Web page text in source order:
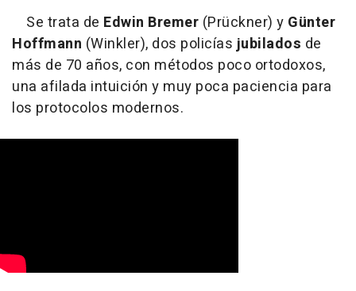
Se trata de Edwin Bremer (Prückner) y Günter
Hoffmann (Winkler), dos policíasjubilados de
más de 70 años, con métodos poco ortodoxos,
una afilada intuición y muy poca paciencia para
los protocolos modernos.